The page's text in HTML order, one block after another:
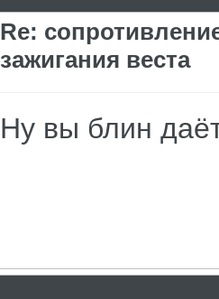
Re:
зажигания веста
Ну вы блин